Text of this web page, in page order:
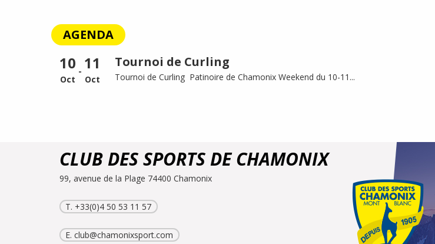
AGENDA
10
Oct
- 11
Oct
Tournoi de Curling
Tournoi de Curling Patinoire de Chamonix Weekend du 10-11...
CLUB DES SPORTS DE CHAMONIX
99, avenue de la Plage 74400 Chamonix
T. +33(0)4 50 53 11 57
E.club@chamonixsport.com